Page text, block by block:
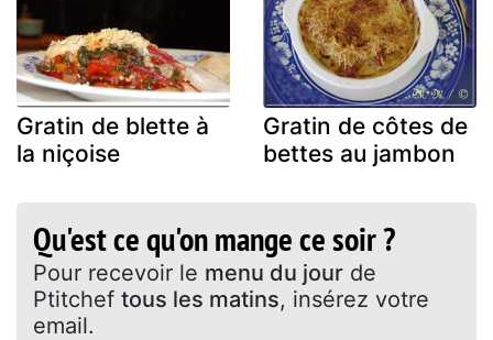
Gratin de blette à
la niçoise
Gratin de côtes de
bettes au jambon
Qu'est ce qu'on mange ce soir ?
Pour recevoir le menu du jour de
Ptitchef tous les matins, insérez votre
email.